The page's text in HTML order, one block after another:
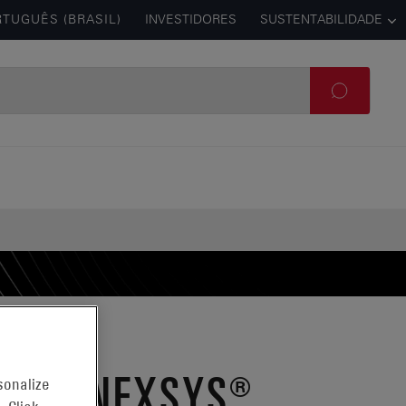
(BRASIL) INVESTIDORES SUSTENTABILIDADE